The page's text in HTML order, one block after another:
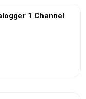
1 Channel